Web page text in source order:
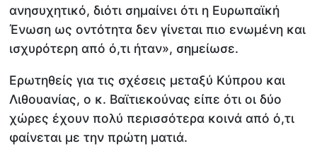
ανησυχητικό, διότι σημαίνει ότι η Ευρωπαϊκή
Ένωση ως οντότητα δεν γίνεται πιο ενωμένη και
ισχυρότερη από ό,τι ήταν», σημείωσε.
Ερωτηθείς για τις σχέσεις μεταξύ Κύπρου και
Λιθουανίας, ο κ. Βαϊτιεκούνας είπε ότι οι δύο
χώρες έχουν πολύ περισσότερα κοινά από ό,τι
φαίνεται με την πρώτη ματιά.